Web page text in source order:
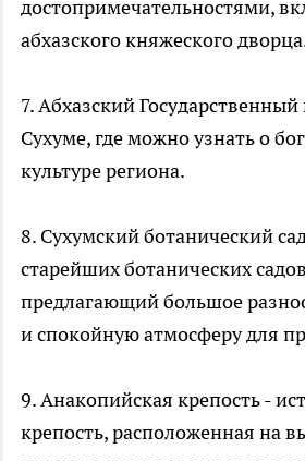
достопримечательностями,
абхазского княжеского
7. Абхазский
Сухуме, где можно узнать о
культуре региона.
8. Сухумский ботанический
старейших ботанических
предлагающий большое
и спокойную атмосферу для
9. Анакопийская крепость -
крепость, расположенная на